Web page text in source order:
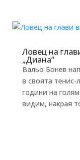
Ловец на
„Диана“
Вальо Бонев
в своята тенис-
години на
видим, накрая